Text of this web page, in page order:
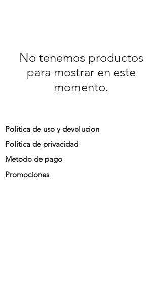
No tenemos productos
para mostrar en este
momento.
Politica de uso y devolucion
Politica de privacidad
Metodo de pago
Promociones